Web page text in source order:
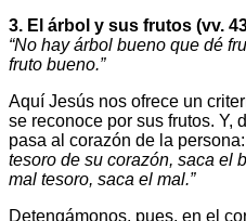
3. El árbol y sus frutos (vv.
“No hay árbol bueno que dé
fruto bueno.”
Aquí Jesús nos ofrece un
se reconoce por sus frutos. Y,
pasa al corazón de la persona:
tesoro de su corazón, saca el
mal tesoro, saca el mal.”
Detengámonos, pues, en el